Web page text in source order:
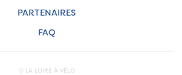
PARTENAIRES
FAQ
© LA LOIRE À VÉLO